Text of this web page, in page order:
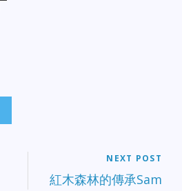
NEXT POST
紅木森林的傳承Sam